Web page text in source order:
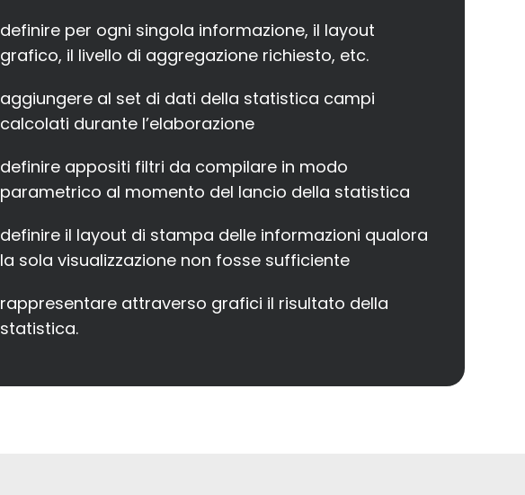
definire per ogni singola informazione, il layout
grafico, il livello di aggregazione richiesto, etc.
aggiungere al set di dati della statistica campi
calcolati durante l’elaborazione
definire appositi filtri da compilare in modo
parametrico al momento del lancio della statistica
definire il layout di stampa delle informazioni qualora
la sola visualizzazione non fosse sufficiente
rappresentare attraverso grafici il risultato della
statistica.